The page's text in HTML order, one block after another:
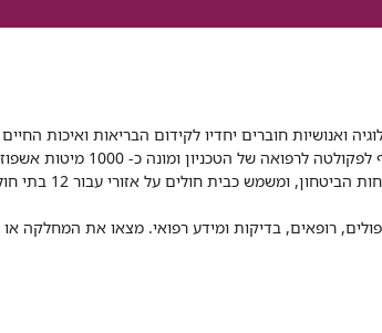
ואנושיות חוברים יחדיו לקידום הבריאות ואיכות
רמב"ם הוא בית חולים ממשלתי אקדמי, המסונף
שירותי רפואה לכ-2,700,000
רופאים, בדיקות ומידע רפואי. מצאו את המחלקה